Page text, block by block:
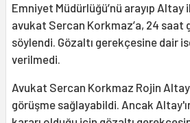
Emniyet Müdürlüğü’nü arayıp
avukat Sercan Korkmaz’a, 24 saat
söylendi. Gözaltı gerekçesine dair
verilmedi.
Avukat Sercan Korkmaz Rojin
görüşme sağlayabildi. Ancak